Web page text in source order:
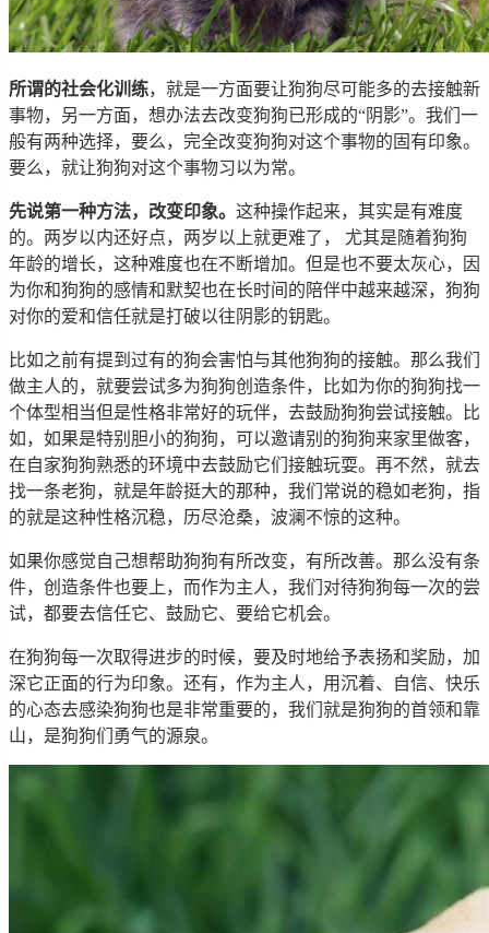
所谓的社会化训练，就是一方面要让狗狗尽可能多的去接触新
事物，另一方面，想办法去改变狗狗已形成的“阴影”。我们一
般有两种选择，要么，完全改变狗狗对这个事物的固有印象。
要么，就让狗狗对这个事物习以为常。
先说第一种方法，改变印象。 这种操作起来，其实是有难度
的。两岁以内还好点，两岁以上就更难了， 尤其是随着狗狗
年龄的增长，这种难度也在不断增加。但是也不要太灰心，因
为你和狗狗的感情和默契也在长时间的陪伴中越来越深，狗狗
对你的爱和信任就是打破以往阴影的钥匙。
比如之前有提到过有的狗会害怕与其他狗狗的接触。那么我们
做主人的，就要尝试多为狗狗创造条件，比如为你的狗狗找一
个体型相当但是性格非常好的玩伴，去鼓励狗狗尝试接触。比
如，如果是特别胆小的狗狗，可以邀请别的狗狗来家里做客，
在自家狗狗熟悉的环境中去鼓励它们接触玩耍。再不然，就去
找一条老狗，就是年龄挺大的那种，我们常说的稳如老狗，指
的就是这种性格沉稳，历尽沧桑，波澜不惊的这种。
如果你感觉自己想帮助狗狗有所改变，有所改善。那么没有条
件，创造条件也要上，而作为主人，我们对待狗狗每一次的尝
试，都要去信任它、鼓励它、要给它机会。
在狗狗每一次取得进步的时候，要及时地给予表扬和奖励，加
深它正面的行为印象。还有，作为主人，用沉着、自信、快乐
的心态去感染狗狗也是非常重要的，我们就是狗狗的首领和靠
山，是狗狗们勇气的源泉。